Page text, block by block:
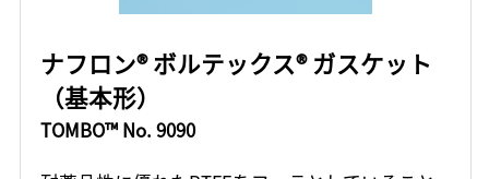
ナフロン® ボルテックス® ガスケット
（基本形）
TOMBO™ No. 9090